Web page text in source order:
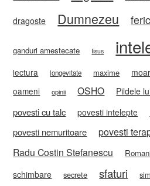
dragoste Dumnezeu
ganduri amestecate Iisus
lectura longevitate maxime
oameni opinii OSHO Pildele
povesti cu talc povesti intelepte
povesti nemuritoare povesti
Radu Costin Stefanescu
schimbare secrete sfaturi